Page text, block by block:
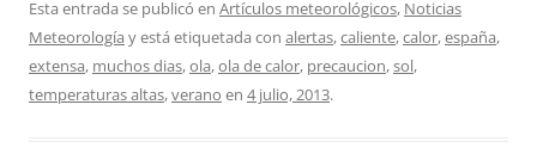
Esta entrada se publicó en Artículos meteorológicos, Noticias
Meteorología y está etiquetada con alertas,caliente,calor,españa,
extensa, muchos dias,ola,ola de calor, precaucion,sol,
temperaturas altas,verano en 4 julio, 2013.